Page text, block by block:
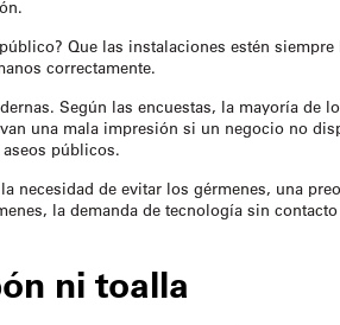
Que las instalaciones estén
correctamente.
Según las encuestas, la mayoría de
una mala impresión si un negocio no
públicos.
necesidad de evitar los gérmenes, una
la demanda de tecnología sin
ni toalla